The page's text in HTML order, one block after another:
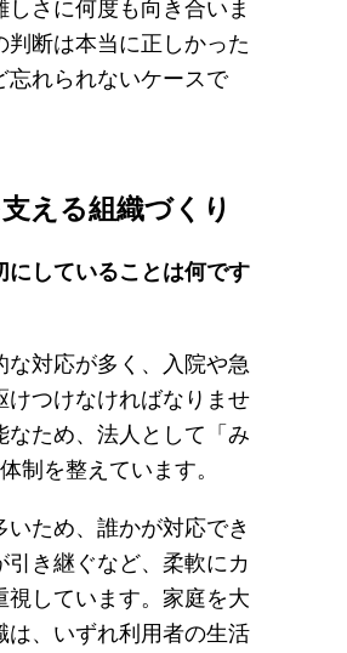
しさに何度も向き合いま
判断は本当に正しかった
忘れられないケースで
える組織づくり
していることは何です
な対応が多く、入院や急
けつけなければなりませ
なため、法人として「み
制を整えています。
ため、誰かが対応でき
引き継ぐなど、柔軟にカ
視しています。家庭を大
は、いずれ利用者の生活